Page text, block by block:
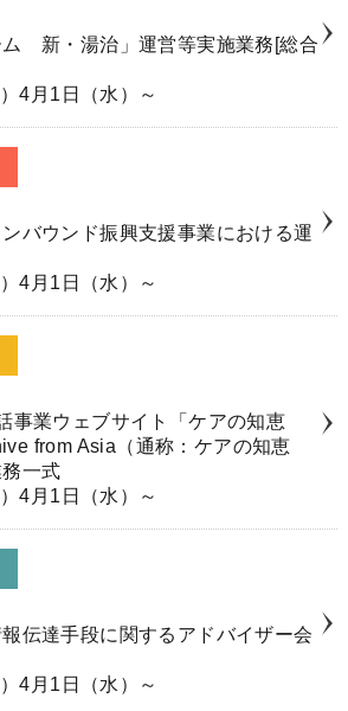
ム 新・湯治」運営等実施業務[総合
4月1日（水）～
バウンド振興支援事業における運
4月1日（水）～
事業ウェブサイト「ケアの知恵
from Asia（通称：ケアの知恵
一式
4月1日（水）～
伝達手段に関するアドバイザー会
4月1日（水）～